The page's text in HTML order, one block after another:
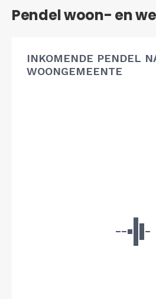
Pendel woon- en
INKOMENDE PENDEL
WOONGEMEENTE